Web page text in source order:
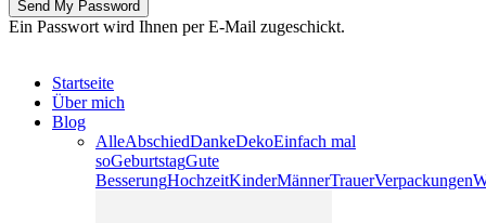
Ein Passwort wird Ihnen per E-Mail zugeschickt.
Startseite
Über mich
Blog
AlleAbschiedDankeDekoEinfach mal
soGeburtstagGute
BesserungHochzeitKinderMännerTrauerVerpackungen